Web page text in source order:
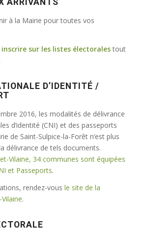
ARRIVANTS
à la Mairie pour toutes vos
inscrire sur les listes électoralestout
D’IDENTITÉ /
2016, les modalités de délivrance
d’identité (CNI) et des passeports
de Saint-Sulpice-la-Forêt n’est plus
délivrance de tels documents.
Vilaine, 34 communes sont équipées
et Passeports.
rendez-vous le site de la
.